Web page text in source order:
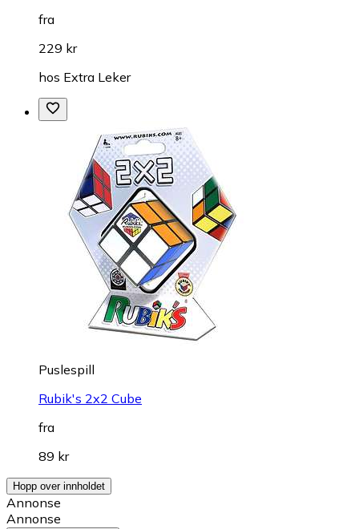
fra
229 kr
hos Extra Leker
Puslespill
Rubik's 2x2 Cube
fra
89 kr
Hopp over innholdet
Annonse
Annonse